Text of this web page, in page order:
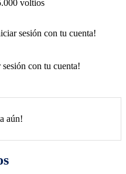
voltios
sesión con tu cuenta!
con tu cuenta!
aún!